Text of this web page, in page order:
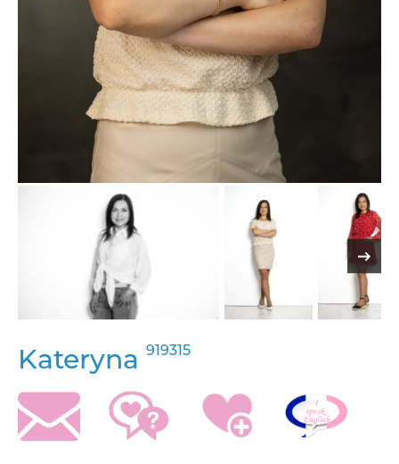
Kateryna 919315